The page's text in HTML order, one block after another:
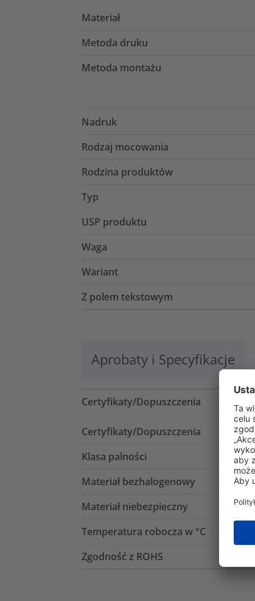
Materiał
Metoda druku
Metoda montażu
Nadruk
Rodzaj mocowania
Rodzina produktów
Typ
USP produktu
Waga
Wariant
Z polem tekstowym
Aprobaty i Specyfikacje
Certyfikaty/Dopuszczenia
Certyfikaty/Dopuszczenia
Klasa palności
Materiał bezhalogenowy
Materiał niebezpieczny
Temperatura robocza w °C
Zgodność z ROHS